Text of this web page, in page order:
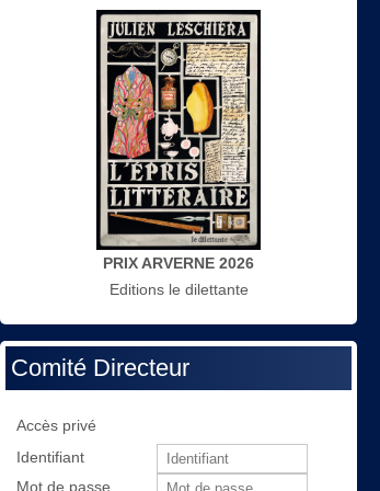
PRIX ARVERNE 2026
Editions le dilettante
Comité Directeur
Accès privé
Identifiant
Mot de passe